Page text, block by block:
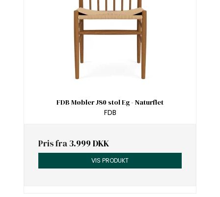
FDB Møbler J80 stol Eg - Naturflet
FDB
Pris fra3.999 DKK
VIS PRODUKT